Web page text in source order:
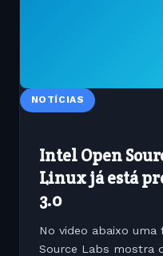
NOTÍCIAS
Intel Open
Linux já está
3.0
No video abaixo
Source Labs mostra